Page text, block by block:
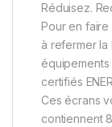
Réduisez.
Pour en
à refermer
certifiés
Ces écrans
contiennent